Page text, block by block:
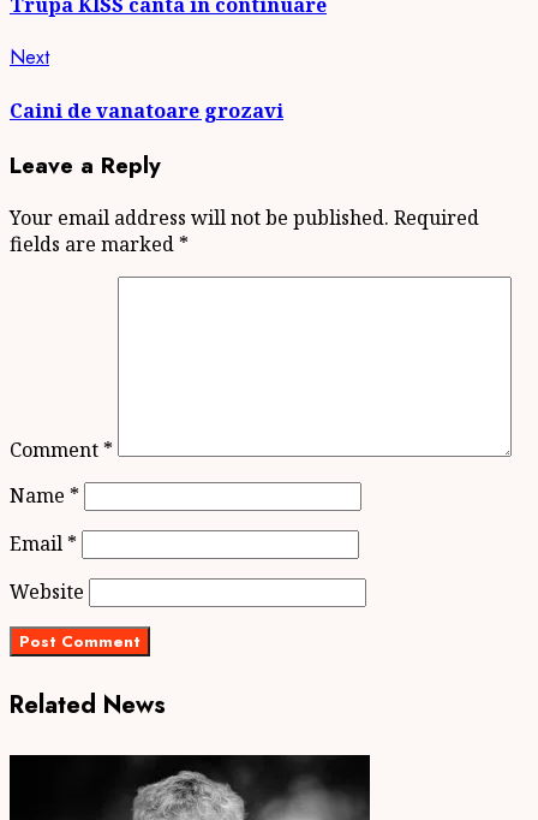
NextNext
Caini de vanatoare grozavi
Leave a Reply
Your email address will not be published. Required
fields are marked *
Comment *
Name *
Email *
Website
Related News